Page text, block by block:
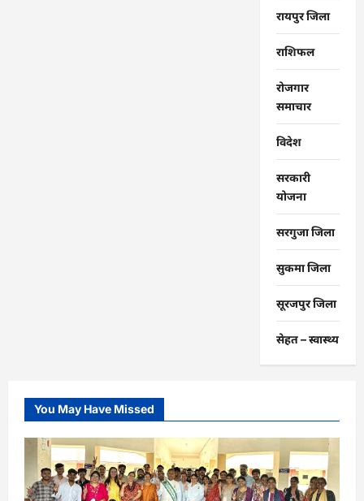
रायपुर जिला
राशिफल
रोजगार
समाचार
विदेश
सरकारी
योजना
सरगुजा जिला
सुकमा जिला
सूरजपुर जिला
सेहत – स्‍वास्‍थ्‍य
You May Have Missed